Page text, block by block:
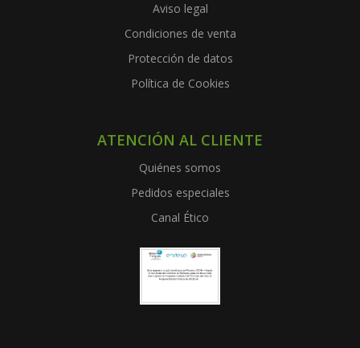
Aviso legal
Condiciones de venta
Protección de datos
Política de Cookies
ATENCIÓN AL CLIENTE
Quiénes somos
Pedidos especiales
Canal Ético